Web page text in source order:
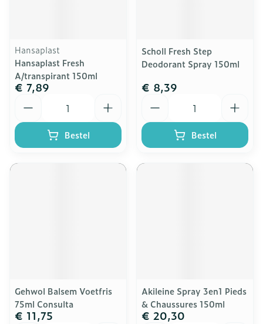
Hansaplast
Hansaplast Fresh
A/transpirant 150ml
€ 7,89
Bestel
Scholl Fresh Step
Deodorant Spray 150ml
€ 8,39
Bestel
Gehwol Balsem Voetfris
75ml Consulta
€ 11,75
Akileine Spray 3en1 Pieds
& Chaussures 150ml
€ 20,30